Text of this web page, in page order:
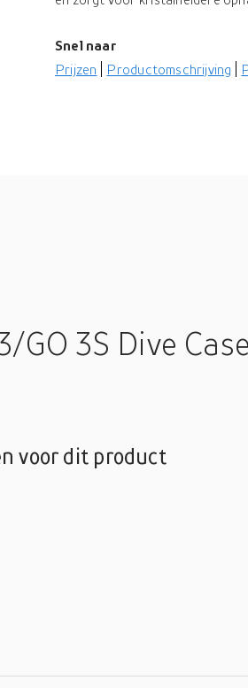
Snel naar
Prijzen
Productomschrijving
GO 3S Dive Case
voor dit product